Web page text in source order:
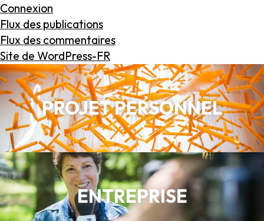
Connexion
Flux des publications
Flux des commentaires
Site de WordPress-FR
PROJET PERSONNEL
ENTREPRISE